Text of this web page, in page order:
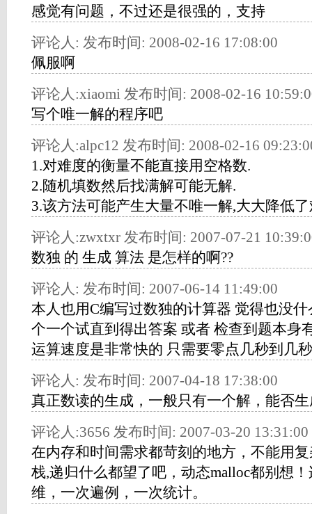
感觉有问题，不过还是很强的，支持
评论人: 发布时间: 2008-02-16 17:08:00
佩服啊
评论人:xiaomi 发布时间: 2008-02-16
写个唯一解的程序吧
评论人:alpc12 发布时间: 2008-02-16
1.对难度的衡量不能直接用空格数.
2.随机填数然后找满解可能无解.
3.该方法可能产生大量不唯一解,大大降低
评论人:zwxtxr 发布时间: 2007-07-21
数独 的 生成 算法 是怎样的啊??
评论人: 发布时间: 2007-06-14 11:49:00
本人也用C编写过数独的计算器 觉得也没
个一个试直到得出答案 或者 检查到题本身
运算速度是非常快的 只需要零点几秒到几
评论人: 发布时间: 2007-04-18 17:38:00
真正数读的生成，一般只有一个解，能否
评论人:3656 发布时间: 2007-03-20 13:31:00
在内存和时间需求都苛刻的地方，不能用
栈,递归什么都望了吧，动态malloc都别想
维，一次遍例，一次统计。